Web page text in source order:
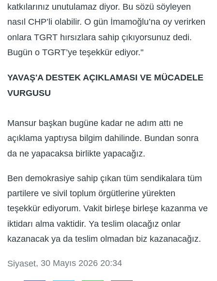
katkılarınız unutulamaz diyor. Bu sözü söyleyen
nasıl CHP’li olabilir. O gün İmamoğlu’na oy verirken
onlara TGRT hırsızlara sahip çıkıyorsunuz dedi.
Bugün o TGRT’ye teşekkür ediyor."
YAVAŞ'A DESTEK AÇIKLAMASI VE MÜCADELE
VURGUSU
Mansur başkan bugüne kadar ne adım attı ne
açıklama yaptıysa bilgim dahilinde. Bundan sonra
da ne yapacaksa birlikte yapacağız.
Ben demokrasiye sahip çıkan tüm sendikalara tüm
partilere ve sivil toplum örgütlerine yürekten
teşekkür ediyorum. Vakit birleşe birleşe kazanma ve
iktidarı alma vaktidir. Ya teslim olacağız onlar
kazanacak ya da teslim olmadan biz kazanacağız.
Siyaset, 30 Mayıs 2026 20:34